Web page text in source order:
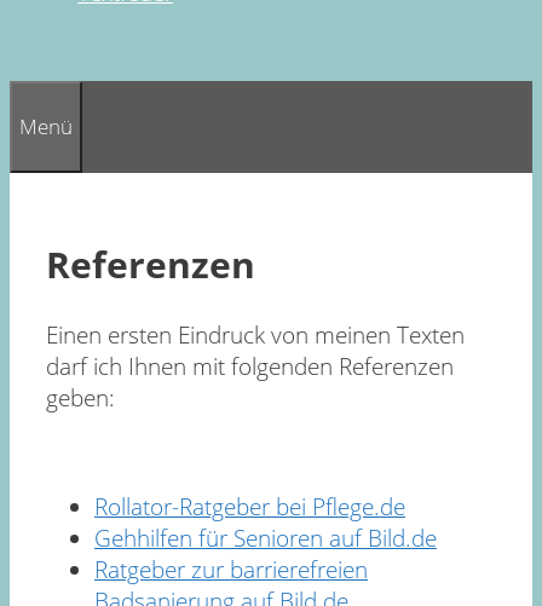
Menü
Referenzen
Einen ersten Eindruck von meinen Texten
darf ich Ihnen mit folgenden Referenzen
geben:
Rollator-Ratgeber bei Pflege.de
Gehhilfen für Senioren auf Bild.de
Ratgeber zur barrierefreien